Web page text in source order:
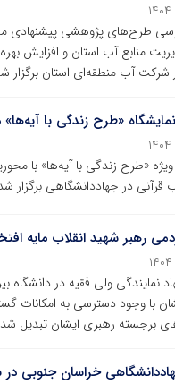
طرح‌های پژوهشی پیشنهادی
منابع آب استان و افزایش
شرکت آب منطقه‌ای استان برگزار
نمایشگاه «طرح زندگی با
قرآنی در جهاددانشگاهی برگزار
رهبر شهید انقلاب مایه
نمایندگی ولی‌ فقیه در دانشگاه
با وجود دسترسی به امکانات
برجسته رهبری ایشان تبدیل
خراسان جنوبی